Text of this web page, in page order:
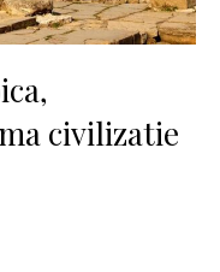
civilizatie